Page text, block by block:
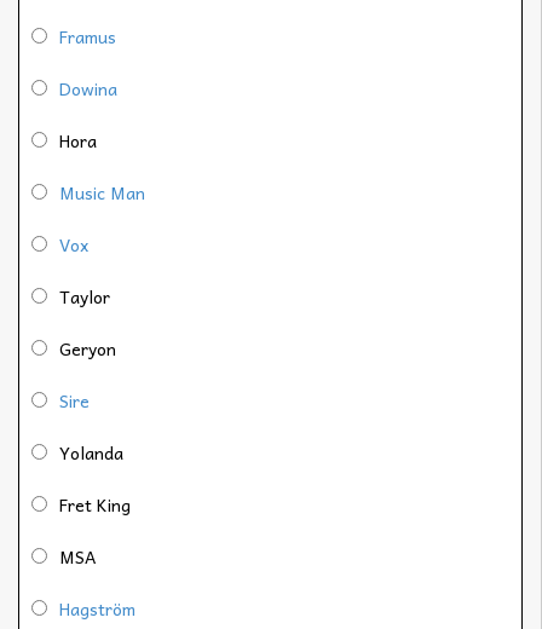
Framus
Dowina
Hora
Music Man
Vox
Taylor
Geryon
Sire
Yolanda
Fret King
MSA
Hagström